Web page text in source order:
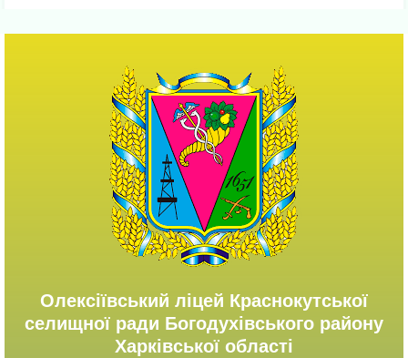
Олексіївський ліцей Краснокутської
селищної ради Богодухівського району
Харківської області